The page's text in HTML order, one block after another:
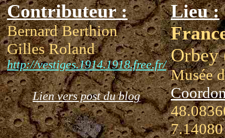
Contributeur :
Bernard Berthion
Gilles Roland
http://vestiges.1914.1918.free.fr/
Lien vers post du blog
Lieu :
Orbey
Musée
7.14080